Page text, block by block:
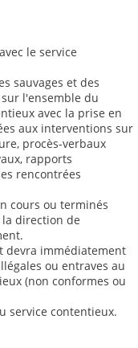
le service
sauvages et des
l'ensemble du
avec la prise en
aux interventions sur
procès-verbaux
rapports
rencontrées
cours ou terminés
direction de
devra immédiatement
ou entraves au
(non conformes ou
service contentieux.